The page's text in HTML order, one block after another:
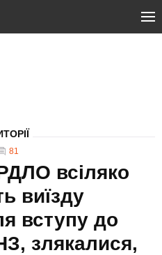
81
всіляко
виїзду
вступу до
злякалися,